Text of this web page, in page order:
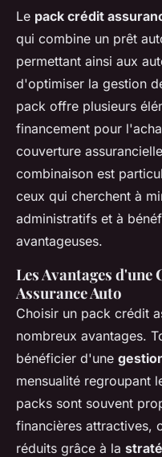
Le pack crédit
qui combine un prêt
permettant ainsi aux
d'optimiser la gestion
pack offre plusieurs
financement pour
couverture
combinaison est
ceux qui cherchent à
administratifs et à
avantageuses.
Les Avantages
Assurance Auto
Choisir un pack crédit
nombreux avantages.
bénéficier d'une
mensualité regroupant
packs sont souvent
financières attractives,
réduits grâce à la